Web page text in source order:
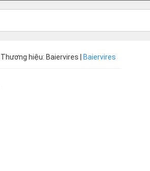
Thương hiệu: Baiervires | Baiervires